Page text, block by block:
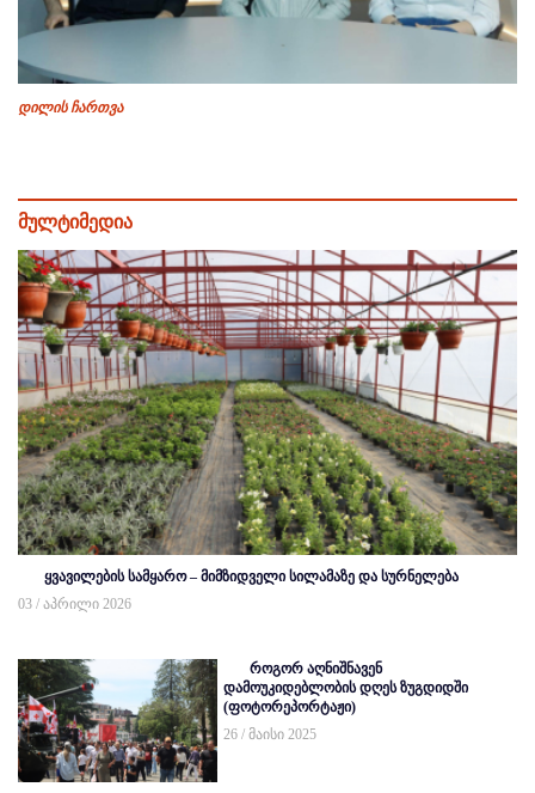
დილის ჩართვა
მულტიმედია
ყვავილების სამყარო – მიმზიდველი სილამაზე და სურნელება
03 / აპრილი 2026
როგორ აღნიშნავენ
დამოუკიდებლობის დღეს ზუგდიდში
(ფოტორეპორტაჟი)
26 / მაისი 2025